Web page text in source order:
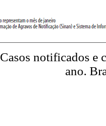
Casos notificados e
ano.